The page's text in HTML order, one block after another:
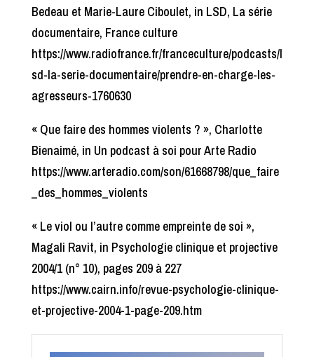
Bedeau et Marie-Laure Ciboulet, in LSD, La série
documentaire, France culture
https://www.radiofrance.fr/franceculture/podcasts/l
sd-la-serie-documentaire/prendre-en-charge-les-
agresseurs-1760630
« Que faire des hommes violents ? », Charlotte
Bienaimé, in Un podcast à soi pour Arte Radio
https://www.arteradio.com/son/61668798/que_faire
_des_hommes_violents
« Le viol ou l’autre comme empreinte de soi »,
Magali Ravit, in Psychologie clinique et projective
2004/1 (n° 10), pages 209 à 227
https://www.cairn.info/revue-psychologie-clinique-
et-projective-2004-1-page-209.htm